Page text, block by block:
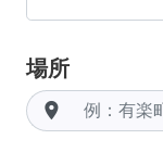
場所
room